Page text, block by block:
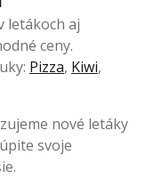
letákoch aj
ceny.
Pizza, Kiwi,
nové letáky
svoje